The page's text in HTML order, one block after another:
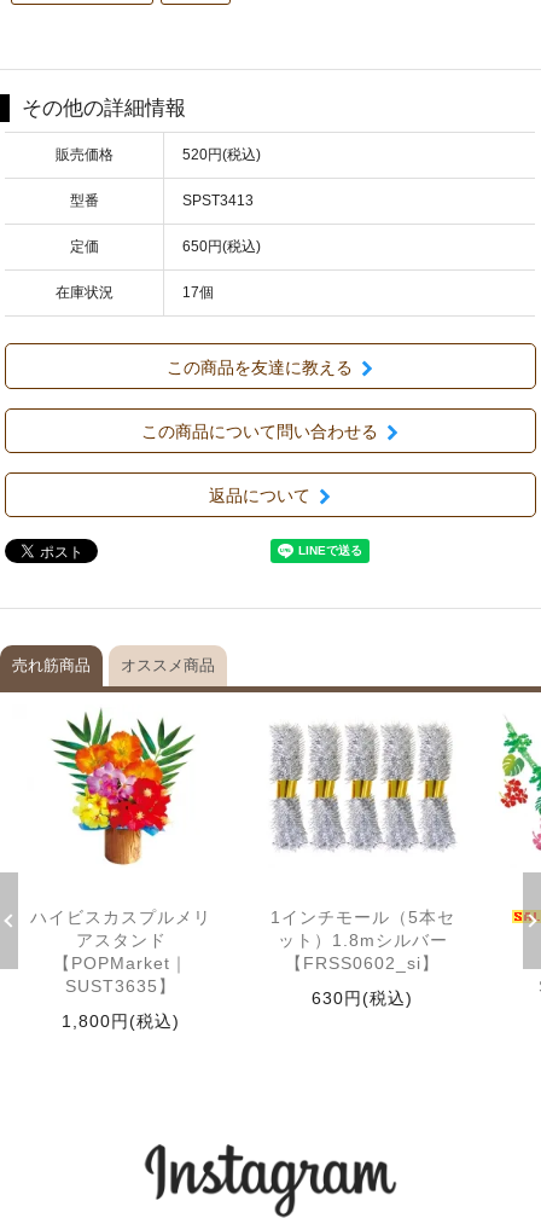
その他の詳細情報
販売価格 520円(税込)
型番 SPST3413
定価 650円(税込)
在庫状況 17個
この商品を友達に教える
この商品について問い合わせる
返品について
売れ筋商品 オススメ商品
ハイビスカスプルメリ
アスタンド
【POPMarket｜
SUST3635】
1,800円(税込)
1インチモール（5本セ
ット）1.8mシルバー
【FRSS0602_si】
630円(税込)